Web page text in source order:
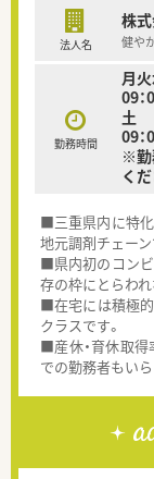
法人名
株
健や
勤務時間
月
09：
土
09：
※勤
くだ
■三重県内に特化
地元調剤チェー
■県内初のコンビ
存の枠にとらわ
■在宅には積極的
クラスです。
■産休・育休取得
での勤務者もい